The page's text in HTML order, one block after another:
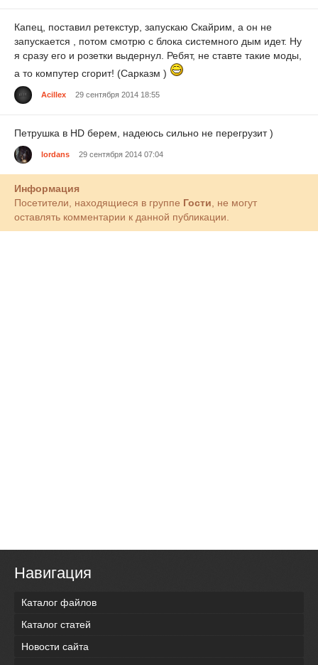
Капец, поставил ретекстур, запускаю Скайрим, а он не
запускается , потом смотрю с блока системного дым идет. Ну
я сразу его и розетки выдернул. Ребят, не ставте такие моды,
а то компутер сгорит! (Сарказм )
Acillex 29 сентября 2014 18:55
Петрушка в HD берем, надеюсь сильно не перегрузит )
lordans 29 сентября 2014 07:04
Информация
Посетители, находящиеся в группе Гости , не могут
оставлять комментарии к данной публикации.
Навигация
Каталог файлов
Каталог статей
Новости сайта